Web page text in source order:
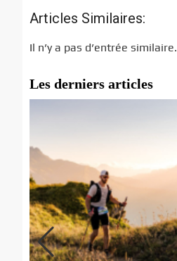
Articles Similaires:
Il n’y a pas d’entrée similaire.
Les derniers articles